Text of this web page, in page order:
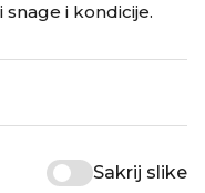
i kondicije.​
Sakrij slike